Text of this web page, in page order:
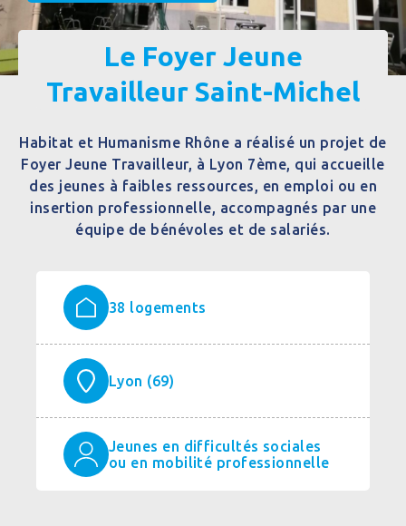
Le Foyer Jeune
Travailleur Saint-Michel
Habitat et Humanisme Rhône a réalisé un projet de
Foyer Jeune Travailleur, à Lyon 7ème, qui accueille
des jeunes à faibles ressources, en emploi ou en
insertion professionnelle, accompagnés par une
équipe de bénévoles et de salariés.
38 logements
Lyon (69)
Jeunes en difficultés sociales
ou en mobilité professionnelle